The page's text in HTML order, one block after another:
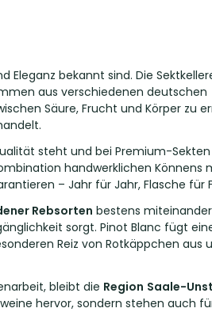
Eleganz bekannt sind. Die
aus verschiedenen deutschen
Säure, Frucht und Körper zu
steht und bei Premium-Sekten
handwerklichen Könnens
– Jahr für Jahr, Flasche für
Rebsorten bestens
sorgt. Pinot Blanc fügt
Reiz von Rotkäppchen aus
bleibt die Region Saale-
hervor, sondern stehen auch